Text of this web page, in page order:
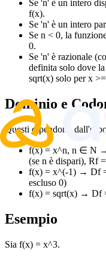
Se 'n' è un intero
f(x).
Se 'n' è un intero
Se n < 0, la
0.
Se 'n' è razionale
definita solo dove
sqrt(x) solo per x
Dominio e
Questi dipendono
f(x) = x^n, n ∈ N
(se n è dispari), Rf
f(x) = x^(-1) → Df
escluso 0)
f(x) = sqrt(x) → Df
Esempio
Sia f(x) = x^3.